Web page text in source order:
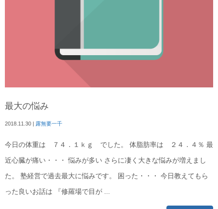
最大の悩み
2018.11.30 | 露無要一千
今日の体重は ７４．１ｋｇ でした。 体脂肪率は ２４．４％ 最
近心臓が痛い・・・ 悩みが多い さらに凄く大きな悩みが増えまし
た。 塾経営で過去最大に悩みです。 困った・・・ 今日教えてもら
った良いお話は 『修羅場で目が ...